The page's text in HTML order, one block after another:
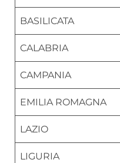
BASILICATA
CALABRIA
CAMPANIA
EMILIA ROMAGNA
LAZIO
LIGURIA